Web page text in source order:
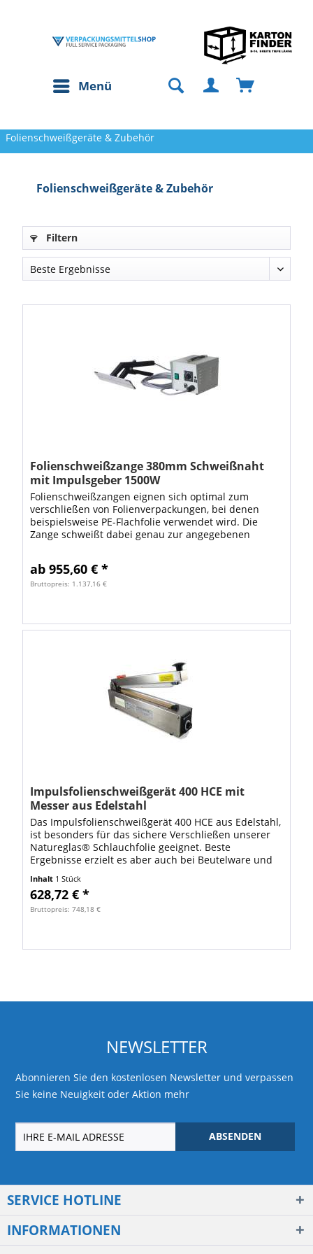
Menü
Folienschweißgeräte & Zubehör
Folienschweißgeräte & Zubehör
Filtern
Folienschweißzange 380mm Schweißnaht
mit Impulsgeber 1500W
Folienschweißzangen eignen sich optimal zum
verschließen von Folienverpackungen, bei denen
beispielsweise PE-Flachfolie verwendet wird. Die
Zange schweißt dabei genau zur angegebenen
ab 955,60 € *
Bruttopreis: 1.137,16 €
Impulsfolienschweißgerät 400 HCE mit
Messer aus Edelstahl
Das Impulsfolienschweißgerät 400 HCE aus Edelstahl,
ist besonders für das sichere Verschließen unserer
Natureglas® Schlauchfolie geeignet. Beste
Ergebnisse erzielt es aber auch bei Beutelware und
Inhalt 1 Stück
628,72 € *
Bruttopreis: 748,18 €
NEWSLETTER
Abonnieren Sie den kostenlosen Newsletter und verpassen
Sie keine Neuigkeit oder Aktion mehr
ABSENDEN
SERVICE HOTLINE
INFORMATIONEN